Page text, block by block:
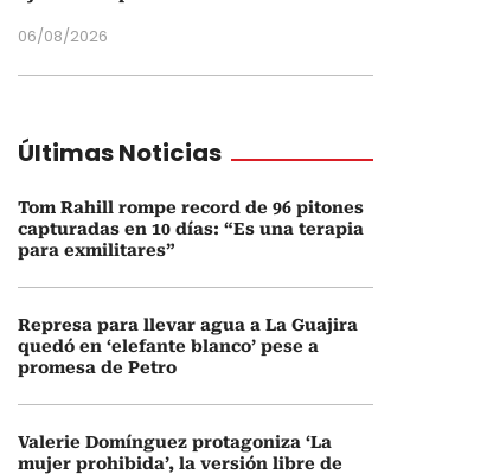
06/08/2026
Últimas Noticias
Tom Rahill rompe record de 96 pitones
capturadas en 10 días: “Es una terapia
para exmilitares”
Represa para llevar agua a La Guajira
quedó en ‘elefante blanco’ pese a
promesa de Petro
Valerie Domínguez protagoniza ‘La
mujer prohibida’, la versión libre de